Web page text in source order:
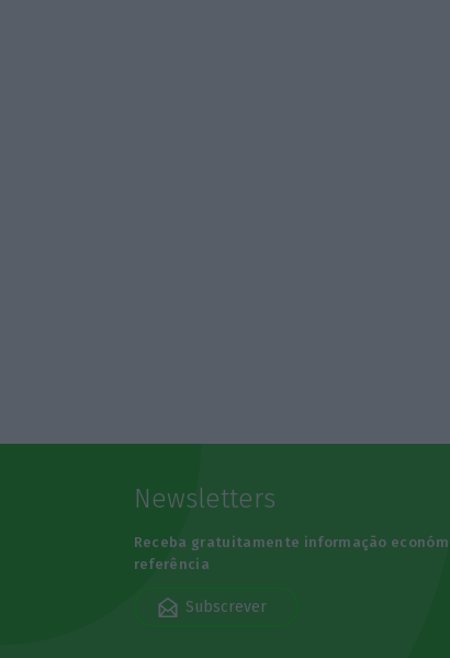
Newsletters
Receba gratuitamente informação
referência
Subscrever